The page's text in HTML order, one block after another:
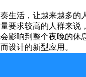
生活，让越来越多的
要求较高的人群来说
影响到整个夜晚的休
设计的新型应用。